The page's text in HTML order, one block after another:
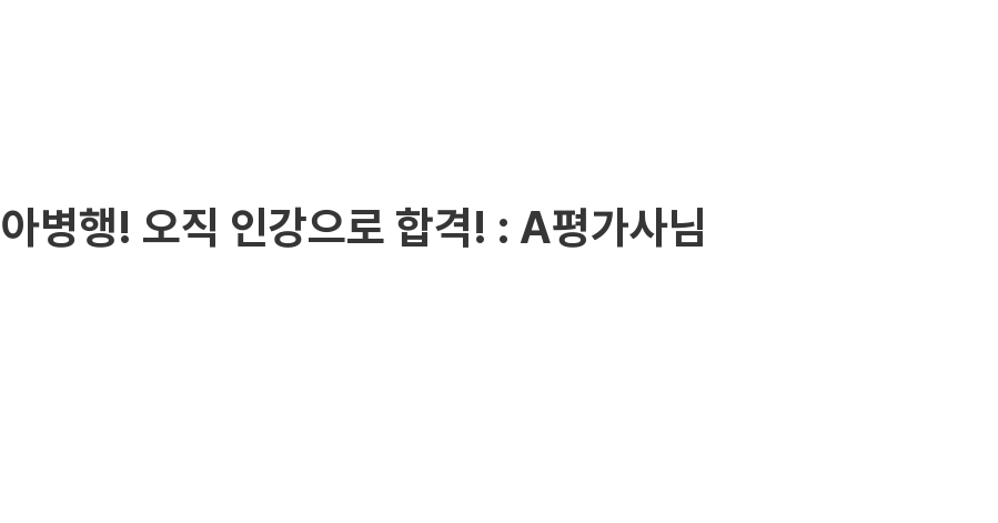
병행! 오직 인강으로 합격! : A평가사님